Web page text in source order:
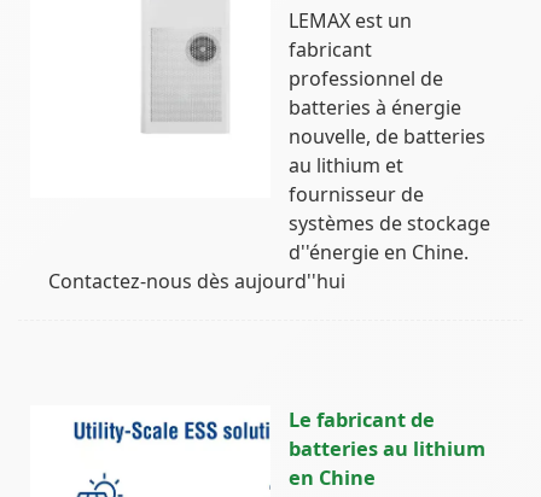
LEMAX est un
fabricant
professionnel de
batteries à énergie
nouvelle, de batteries
au lithium et
fournisseur de
systèmes de stockage
d''énergie en Chine.
Contactez-nous dès aujourd''hui
Le fabricant de
batteries au lithium
en Chine